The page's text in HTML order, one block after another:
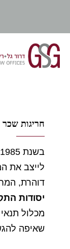
חריגות שכר
בשנת
לייצב את
דוהרת,
יסודות
מכלול תנאי
שאיפה